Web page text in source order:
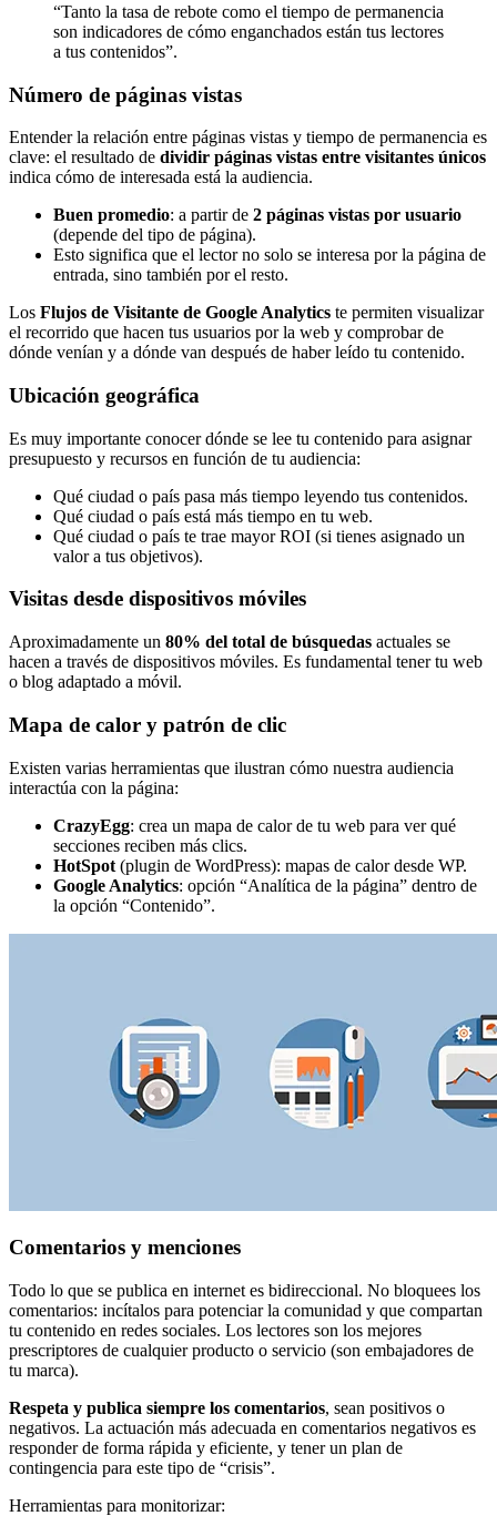
“Tanto la tasa de rebote como el tiempo de permanencia
son indicadores de cómo enganchados están tus lectores
a tus contenidos”.
Número de páginas vistas
Entender la relación entre páginas vistas y tiempo de permanencia es
clave: el resultado de dividir páginas vistas entre visitantes únicos
indica cómo de interesada está la audiencia.
Buen promedio: a partir de 2 páginas vistas por usuario
(depende del tipo de página).
Esto significa que el lector no solo se interesa por la página de
entrada, sino también por el resto.
Los Flujos de Visitante de Google Analytics te permiten visualizar
el recorrido que hacen tus usuarios por la web y comprobar de
dónde venían y a dónde van después de haber leído tu contenido.
Ubicación geográfica
Es muy importante conocer dónde se lee tu contenido para asignar
presupuesto y recursos en función de tu audiencia:
Qué ciudad o país pasa más tiempo leyendo tus contenidos.
Qué ciudad o país está más tiempo en tu web.
Qué ciudad o país te trae mayor ROI (si tienes asignado un
valor a tus objetivos).
Visitas desde dispositivos móviles
Aproximadamente un 80% del total de búsquedas actuales se
hacen a través de dispositivos móviles. Es fundamental tener tu web
o blog adaptado a móvil.
Mapa de calor y patrón de clic
Existen varias herramientas que ilustran cómo nuestra audiencia
interactúa con la página:
CrazyEgg: crea un mapa de calor de tu web para ver qué
secciones reciben más clics.
HotSpot (plugin de WordPress): mapas de calor desde WP.
Google Analytics: opción “Analítica de la página” dentro de
la opción “Contenido”.
Comentarios y menciones
Todo lo que se publica en internet es bidireccional. No bloquees los
comentarios: incítalos para potenciar la comunidad y que compartan
tu contenido en redes sociales. Los lectores son los mejores
prescriptores de cualquier producto o servicio (son embajadores de
tu marca).
Respeta y publica siempre los comentarios, sean positivos o
negativos. La actuación más adecuada en comentarios negativos es
responder de forma rápida y eficiente, y tener un plan de
contingencia para este tipo de “crisis”.
Herramientas para monitorizar: